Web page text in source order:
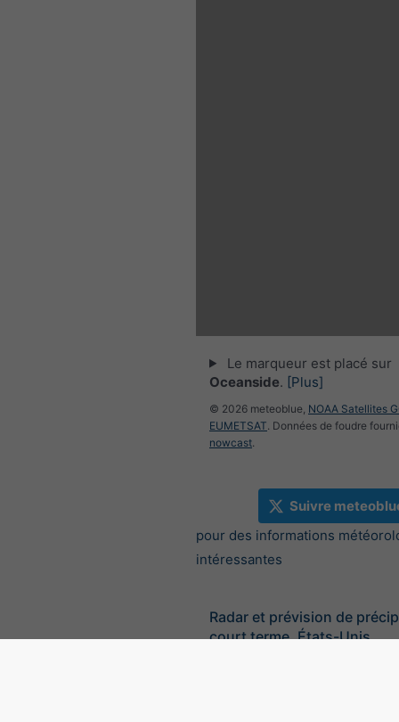
Le marqueur est placé sur
Oceanside. [Plus]
© 2026 meteoblue, NOAA Satellites
EUMETSAT. Données de foudre
nowcast.
Suivre
pour des informations
intéressantes
Radar et prévision de
court terme, États-Unis